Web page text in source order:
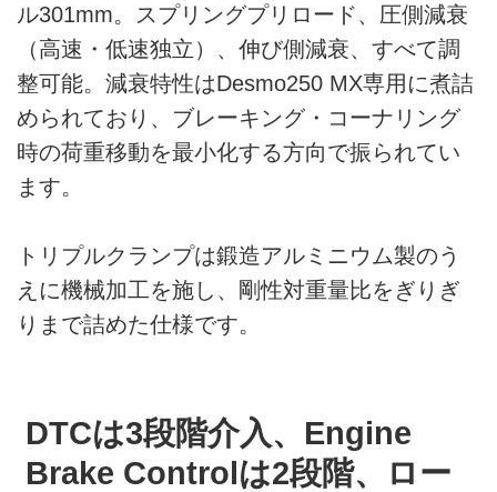
ル301mm。スプリングプリロード、圧側減衰
（高速・低速独立）、伸び側減衰、すべて調
整可能。減衰特性はDesmo250 MX専用に煮詰
められており、ブレーキング・コーナリング
時の荷重移動を最小化する方向で振られてい
ます。
トリプルクランプは鍛造アルミニウム製のう
えに機械加工を施し、剛性対重量比をぎりぎ
りまで詰めた仕様です。
DTCは3段階介入、Engine
Brake Controlは2段階、ロー